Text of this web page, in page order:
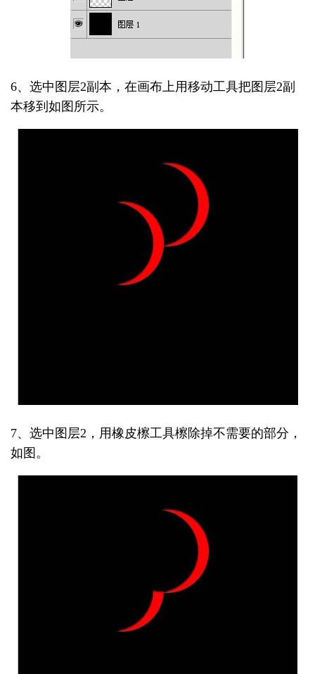
6、选中图层2副本，在画布上用移动工具把图层2副
本移到如图所示。
7、选中图层2，用橡皮檫工具檫除掉不需要的部分，
如图。